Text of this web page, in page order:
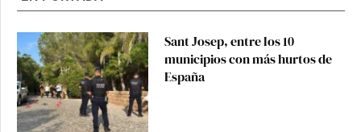
Sant Josep, entre los 10
municipios con más hurtos de
España